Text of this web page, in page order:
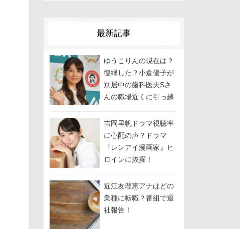
最新記事
ゆうこりんの現在は？
復縁した？小倉優子が
別居中の歯科医夫Sさ
んの職場近くに引っ越
索？
吉岡里帆ドラマ視聴率
に心配の声？ドラマ
『レンアイ漫画家』ヒ
ロインに抜擢！
近江友理恵アナはどの
業種に転職？番組で退
社報告！